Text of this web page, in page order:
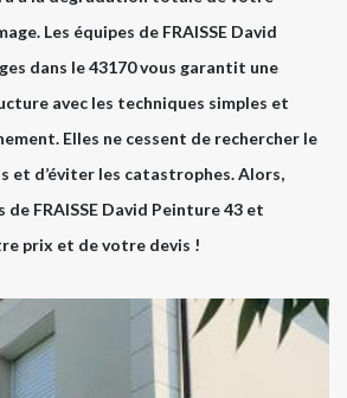
Les équipes de FRAISSE David
dans le 43170 vous garantit une
avec les techniques simples et
Elles ne cessent de rechercher le
et d’éviter les catastrophes. Alors,
FRAISSE David Peinture 43 et
prix et de votre devis !